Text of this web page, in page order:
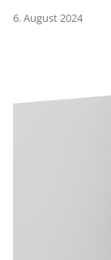
6. August 2024